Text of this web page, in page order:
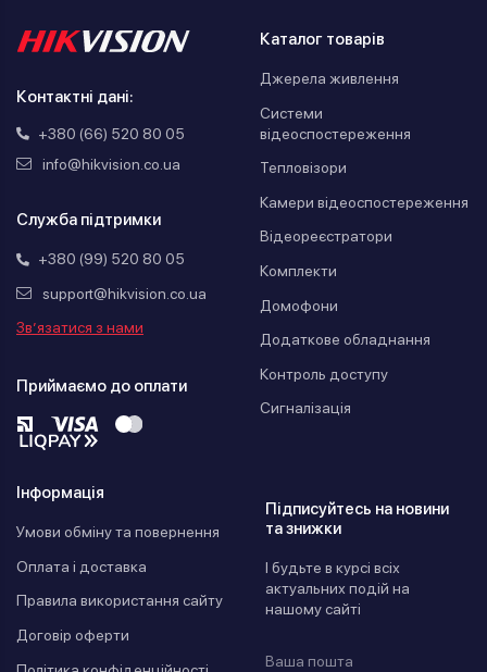
Контактні дані:
+380 (66) 520 80 05
info@hikvision.co.ua
Служба підтримки
+380 (99) 520 80 05
support@hikvision.co.ua
Зв’язатися з нами
Приймаємо до оплати
Каталог товарів
Джерела живлення
Системи
відеоспостереження
Тепловізори
Камери відеоспостереження
Відеореєстратори
Комплекти
Домофони
Додаткове обладнання
Контроль доступу
Сигналізація
Інформація
Умови обміну та повернення
Оплата і доставка
Правила використання сайту
Договір оферти
Підписуйтесь на новини
та знижки
І будьте в курсі всіх
актуальних подій на
нашому сайті